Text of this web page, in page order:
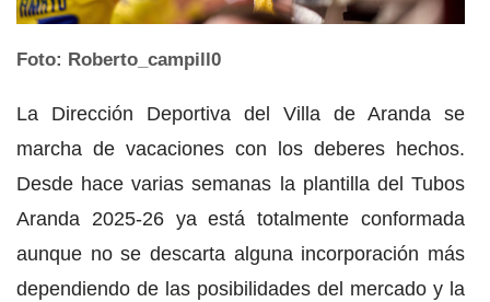
Foto: Roberto_campill0
La Dirección Deportiva del Villa de Aranda se
marcha de vacaciones con los deberes hechos.
Desde hace varias semanas la plantilla del Tubos
Aranda 2025-26 ya está totalmente conformada
aunque no se descarta alguna incorporación más
dependiendo de las posibilidades del mercado y la